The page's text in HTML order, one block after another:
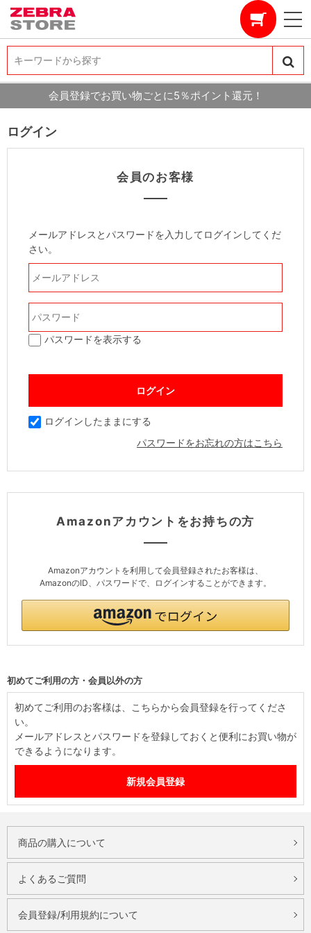
キーワードから探す
キーワードから探す
会員登録でお買い物ごとに5％ポイント還元！
ログイン
会員のお客様
メールアドレスとパスワードを入力してログインしてくだ
さい。
パスワードを表示する
ログインしたままにする
パスワードをお忘れの方はこちら
Amazonアカウントをお持ちの方
Amazonアカウントを利用して会員登録されたお客様は、
AmazonのID、パスワードで、ログインすることができます。
初めてご利用の方・会員以外の方
初めてご利用のお客様は、こちらから会員登録を行ってくださ
い。
メールアドレスとパスワードを登録しておくと便利にお買い物が
できるようになります。
商品の購入について
よくあるご質問
会員登録/利用規約について